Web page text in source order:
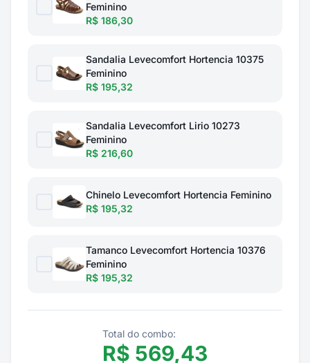
Feminino
R$ 186,30
Sandalia Levecomfort Hortencia 10375
Feminino
R$ 195,32
Sandalia Levecomfort Lirio 10273
Feminino
R$ 216,60
Chinelo Levecomfort Hortencia Feminino
R$ 195,32
Tamanco Levecomfort Hortencia 10376
Feminino
R$ 195,32
Total do combo:
R$ 569,43